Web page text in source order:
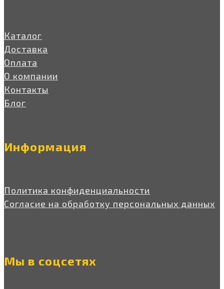
Каталог
Доставка
Оплата
О компании
Контакты
Блог
Информация
Политика конфиденциальности
Согласие на обработку персональных данных
Мы в соцсетях